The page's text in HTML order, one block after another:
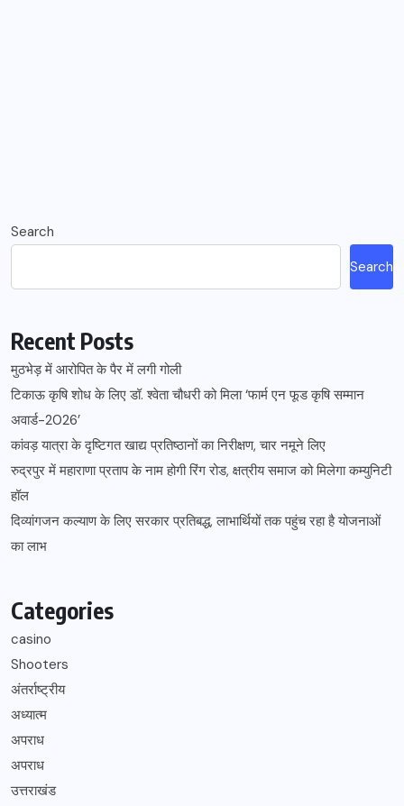
Search
Search
Recent Posts
मुठभेड़ में आरोपित के पैर में लगी गोली
टिकाऊ कृषि शोध के लिए डॉ. श्वेता चौधरी को मिला ‘फार्म एन फूड कृषि सम्मान
अवार्ड-2026’
कांवड़ यात्रा के दृष्टिगत खाद्य प्रतिष्ठानों का निरीक्षण, चार नमूने लिए
रुद्रपुर में महाराणा प्रताप के नाम होगी रिंग रोड, क्षत्रीय समाज को मिलेगा कम्युनिटी
हॉल
दिव्यांगजन कल्याण के लिए सरकार प्रतिबद्ध, लाभार्थियों तक पहुंच रहा है योजनाओं
का लाभ
Categories
casino
Shooters
अंतर्राष्ट्रीय
अध्यात्म
अपराध
अपराध
उत्तराखंड